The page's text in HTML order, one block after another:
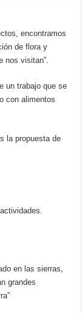
encontramos
de flora y
nos visitan”.
un trabajo que se
con alimentos
la propuesta de
en las sierras,
grandes